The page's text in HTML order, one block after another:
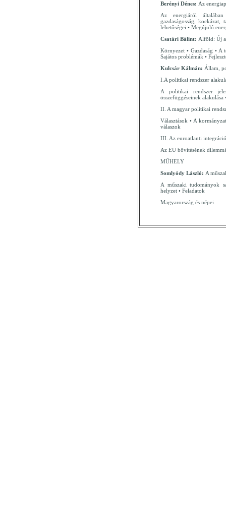
Berényi Dénes: Az
Az energiáról
gazdaságosság,
lehetőségei • Megújuló
Csatári Bálint: Alföld: Új
Környezet • Gazdaság • A
Sajátos problémák •
Kulcsár Kálmán: Állam,
I.A politikai rendszer
A politikai rendszer
összefüggéseinek
II. A magyar politikai
Választások • A
válaszok
III. Az euroatlanti integráció
Az EU bővítésének
MŰHELY
Somlyódy László: A
A műszaki tudományok
helyzet • Feladatok
Magyarország és népei